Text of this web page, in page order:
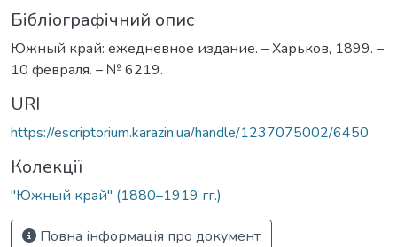
Бібліографічний опис
Южный край: ежедневное издание. – Харьков, 1899. –
10 февраля. – № 6219.
URI
https://escriptorium.karazin.ua/handle/1237075002/6450
Колекції
"Южный край" (1880–1919 гг.)
Повна інформація про документ